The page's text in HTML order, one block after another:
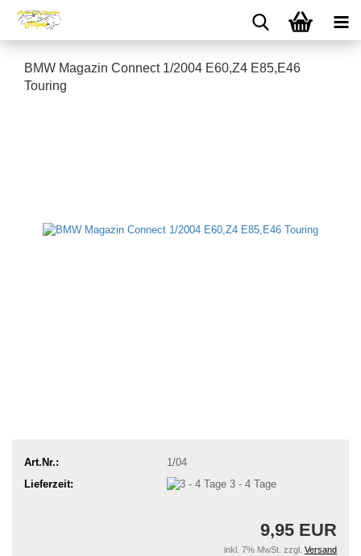
BMW Magazin Connect 1/2004 E60,Z4 E85,E46
Touring
Art.Nr.:
1/04
Lieferzeit:
3 - 4 Tage
9,95 EUR
inkl. 7% MwSt. zzgl. Versand